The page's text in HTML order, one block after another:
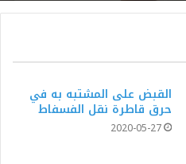
القبض على المشتبه به في
حرق قاطرة نقل الفسفاط‎
2020-05-27